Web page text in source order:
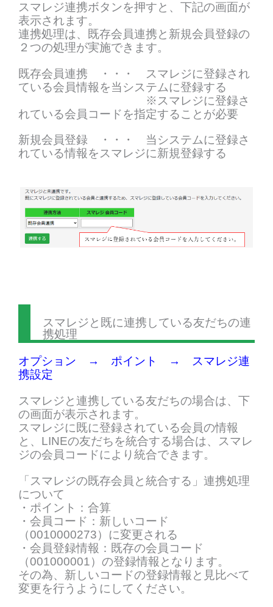
スマレジ連携ボタンを押すと、下記の画面が
表示されます。
連携処理は、既存会員連携と新規会員登録の
２つの処理が実施できます。
既存会員連携 ・・・ スマレジに登録され
ている会員情報を当システムに登録する
※スマレジに登録さ
れている会員コードを指定することが必要
新規会員登録 ・・・ 当システムに登録さ
れている情報をスマレジに新規登録する
スマレジと既に連携している友だちの連
携処理
オプション → ポイント → スマレジ連
携設定
スマレジと連携している友だちの場合は、下
の画面が表示されます。
スマレジに既に登録されている会員の情報
と、LINEの友だちを統合する場合は、スマレ
ジの会員コードにより統合できます。
「スマレジの既存会員と統合する」連携処理
について
・ポイント：合算
・会員コード：新しいコード
（0010000273）に変更される
・会員登録情報：既存の会員コード
（001000001）の登録情報となります。
その為、新しいコードの登録情報と見比べて
変更を行うようにしてください。